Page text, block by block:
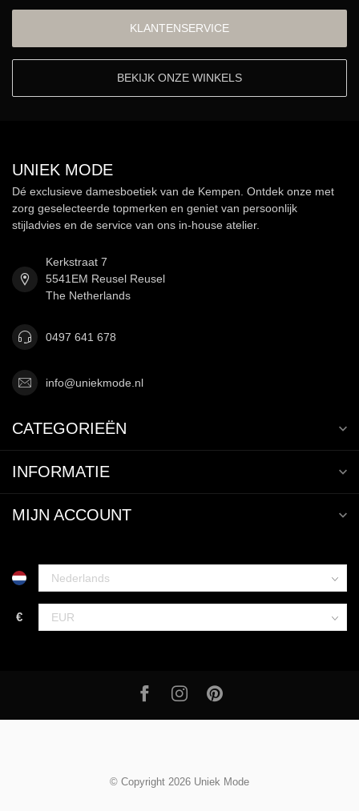
KLANTENSERVICE
BEKIJK ONZE WINKELS
UNIEK MODE
Dé exclusieve damesboetiek van de Kempen. Ontdek onze met
zorg geselecteerde topmerken en geniet van persoonlijk
stijladvies en de service van ons in-house atelier.
Kerkstraat 7
5541EM Reusel Reusel
The Netherlands
0497 641 678
info@uniekmode.nl
CATEGORIEËN
INFORMATIE
MIJN ACCOUNT
€
© Copyright 2026 Uniek Mode